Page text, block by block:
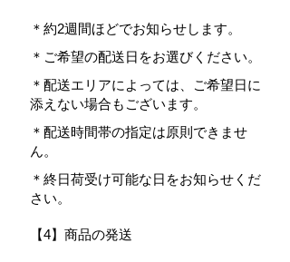
＊約2週間ほどでお知らせします。
＊ご希望の配送日をお選びください。
＊配送エリアによっては、ご希望日に
添えない場合もございます。
＊配送時間帯の指定は原則できませ
ん。
＊終日荷受け可能な日をお知らせくだ
さい。
【4】商品の発送